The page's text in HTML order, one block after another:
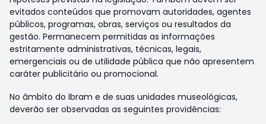
evitados conteúdos que promovam autoridades, agentes
públicos, programas, obras, serviços ou resultados da
gestão. Permanecem permitidas as informações
estritamente administrativas, técnicas, legais,
emergenciais ou de utilidade pública que não apresentem
caráter publicitário ou promocional.
No âmbito do Ibram e de suas unidades museológicas,
deverão ser observadas as seguintes providências: